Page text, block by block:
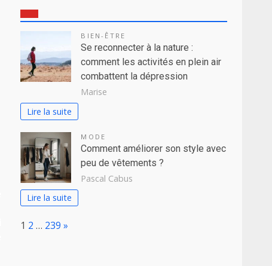
BIEN-ÊTRE
Se reconnecter à la nature :
comment les activités en plein air
combattent la dépression
Marise
Lire la suite
MODE
Comment améliorer son style avec
peu de vêtements ?
Pascal Cabus
Lire la suite
Page:
1 2 … 239 Next
»